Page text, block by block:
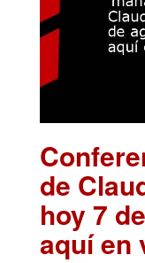
de
hoy 7
aquí en